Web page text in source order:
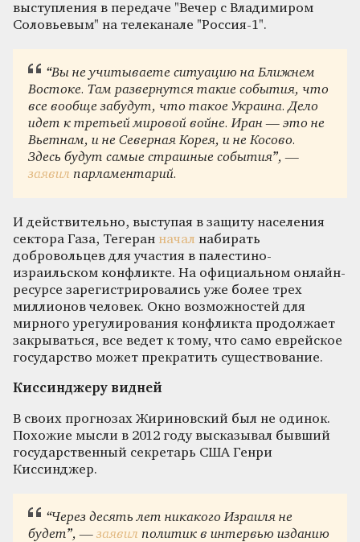
выступления в передаче "Вечер с Владимиром
Соловьевым" на телеканале "Россия-1".
“Вы не учитываете ситуацию на Ближнем
Востоке. Там развернутся такие события, что
все вообще забудут, что такое Украина. Дело
идет к третьей мировой войне. Иран — это не
Вьетнам, и не Северная Корея, и не Косово.
Здесь будут самые страшные события”, —
заявил парламентарий.
И действительно, выступая в защиту населения
сектора Газа, Тегеран начал набирать
добровольцев для участия в палестино-
израильском конфликте. На официальном онлайн-
ресурсе зарегистрировались уже более трех
миллионов человек. Окно возможностей для
мирного урегулирования конфликта продолжает
закрываться, все ведет к тому, что само еврейское
государство может прекратить существование.
Киссинджеру видней
В своих прогнозах Жириновский был не одинок.
Похожие мысли в 2012 году высказывал бывший
государственный секретарь США Генри
Киссинджер.
“Через десять лет никакого Израиля не
будет”, —заявил политик в интервью изданию